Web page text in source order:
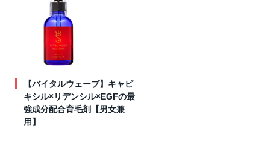
【バイタルウェーブ】キャピ
キシル×リデンシル×EGFの最
強成分配合育毛剤【男女兼
用】